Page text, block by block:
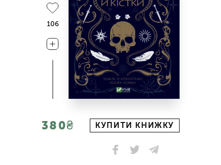
106
380₴ КУПИТИ КНИЖКУ